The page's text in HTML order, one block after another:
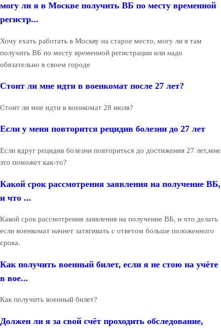
могу ли я в Москве получить ВБ по месту временной
регистр...
Хочу ехать работать в Москву на старое место, могу ли я там
получить ВБ по месту временной регистрации или надо
обязательно в своем городе
Стоит ли мне идти в военкомат после 27 лет?
Стоит ли мне идти в военкомат 28 июля?
Если у меня повторится рецидив болезни до 27 лет
Если вдруг рецидив болезни повториться до достижения 27 лет,мне
это поможет как-то?
Какой срок рассмотрения заявления на получение ВБ,
и что ...
Какой срок рассмотрения заявления на получение ВБ, и что делать
если военкомат начнет затягивать с ответом больше положенного
срока.
Как получить военный билет, если я не стою на учёте
в вое...
Как получить военный билет?
Должен ли я за свой счёт проходить обследование,